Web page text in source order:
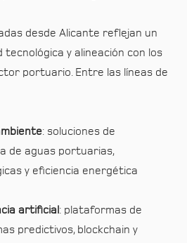
desde Alicante reflejan un
y alineación con los
portuario. Entre las líneas de
: soluciones de
de aguas portuarias,
y eficiencia energética
artificial : plataformas de
predictivos, blockchain y